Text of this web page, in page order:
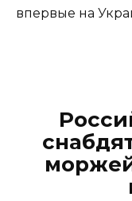
впервые на